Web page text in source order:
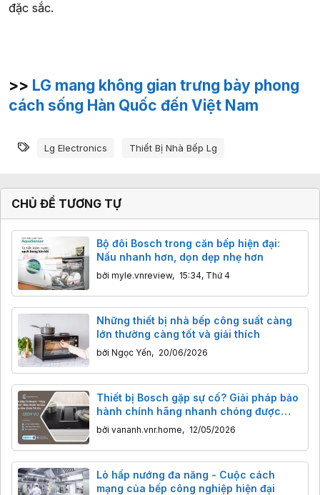
đặc sắc.
>> LG mang không gian trưng bày phong
cách sống Hàn Quốc đến Việt Nam
Từ khóa
Lg Electronics Thiết Bị Nhà Bếp Lg
CHỦ ĐỀ TƯƠNG TỰ
Bộ đôi Bosch trong căn bếp hiện đại:
Nấu nhanh hơn, dọn dẹp nhẹ hơn
bởi myle.vnreview, 15:34, Thứ 4
Những thiết bị nhà bếp công suất càng
lớn thường càng tốt và giải thích
bởi Ngọc Yến, 20/06/2026
Thiết bị Bosch gặp sự cố? Giải pháp bảo
hành chính hãng nhanh chóng được
nhiều gia đình tin chọn
bởi vananh.vnr.home, 12/05/2026
Lò hấp nướng đa năng - Cuộc cách
mạng của bếp công nghiệp hiện đại